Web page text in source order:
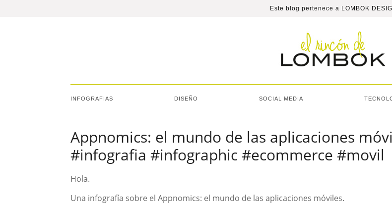
Este blog pertenece a LOMBOK
INFOGRAFIAS DISEÑO SOCIAL MEDIA
Appnomics: el mundo de las aplicaciones
#infografia #infographic #ecommerce #movil
Hola.
Una infografía sobre el Appnomics: el mundo de las aplicaciones móviles.